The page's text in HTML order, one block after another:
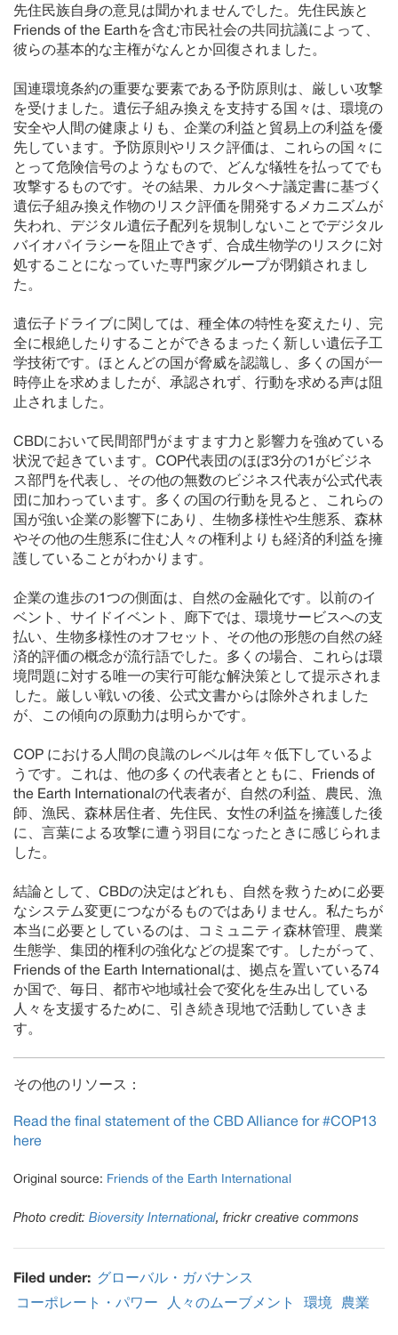
先住民族自身の意見は聞かれませんでした。先住民族と
Friends of the Earthを含む市民社会の共同抗議によって、
彼らの基本的な主権がなんとか回復されました。
国連環境条約の重要な要素である予防原則は、厳しい攻撃
を受けました。遺伝子組み換えを支持する国々は、環境の
安全や人間の健康よりも、企業の利益と貿易上の利益を優
先しています。予防原則やリスク評価は、これらの国々に
とって危険信号のようなもので、どんな犠牲を払ってでも
攻撃するものです。その結果、カルタヘナ議定書に基づく
遺伝子組み換え作物のリスク評価を開発するメカニズムが
失われ、デジタル遺伝子配列を規制しないことでデジタル
バイオパイラシーを阻止できず、合成生物学のリスクに対
処することになっていた専門家グループが閉鎖されまし
た。
遺伝子ドライブに関しては、種全体の特性を変えたり、完
全に根絶したりすることができるまったく新しい遺伝子工
学技術です。ほとんどの国が脅威を認識し、多くの国が一
時停止を求めましたが、承認されず、行動を求める声は阻
止されました。
CBDにおいて民間部門がますます力と影響力を強めている
状況で起きています。COP代表団のほぼ3分の1がビジネ
ス部門を代表し、その他の無数のビジネス代表が公式代表
団に加わっています。多くの国の行動を見ると、これらの
国が強い企業の影響下にあり、生物多様性や生態系、森林
やその他の生態系に住む人々の権利よりも経済的利益を擁
護していることがわかります。
企業の進歩の1つの側面は、自然の金融化です。以前のイ
ベント、サイドイベント、廊下では、環境サービスへの支
払い、生物多様性のオフセット、その他の形態の自然の経
済的評価の概念が流行語でした。多くの場合、これらは環
境問題に対する唯一の実行可能な解決策として提示されま
した。厳しい戦いの後、公式文書からは除外されました
が、この傾向の原動力は明らかです。
COP における人間の良識のレベルは年々低下しているよ
うです。これは、他の多くの代表者とともに、Friends of
the Earth Internationalの代表者が、自然の利益、農民、漁
師、漁民、森林居住者、先住民、女性の利益を擁護した後
に、言葉による攻撃に遭う羽目になったときに感じられま
した。
結論として、CBDの決定はどれも、自然を救うために必要
なシステム変更につながるものではありません。私たちが
本当に必要としているのは、コミュニティ森林管理、農業
生態学、集団的権利の強化などの提案です。したがって、
Friends of the Earth Internationalは、拠点を置いている74
か国で、毎日、都市や地域社会で変化を生み出している
人々を支援するために、引き続き現地で活動していきま
す。
その他のリソース：
Read the final statement of the CBD Alliance for #COP13
here
Original source: Friends of the Earth International
Photo credit: Bioversity International, frickr creative commons
Filed under: グローバル・ガバナンス
コーポレート・パワー
人々のムーブメント 環境 農業